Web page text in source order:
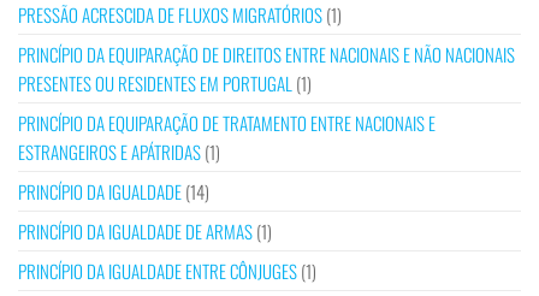
PRESSÃO ACRESCIDA DE FLUXOS MIGRATÓRIOS(1)
PRINCÍPIO DA EQUIPARAÇÃO DE DIREITOS ENTRE NACIONAIS E NÃO NACIONAIS
PRESENTES OU RESIDENTES EM PORTUGAL (1)
PRINCÍPIO DA EQUIPARAÇÃO DE TRATAMENTO ENTRE NACIONAIS E
ESTRANGEIROS E APÁTRIDAS(1)
PRINCÍPIO DA IGUALDADE(14)
PRINCÍPIO DA IGUALDADE DE ARMAS(1)
PRINCÍPIO DA IGUALDADE ENTRE CÔNJUGES(1)